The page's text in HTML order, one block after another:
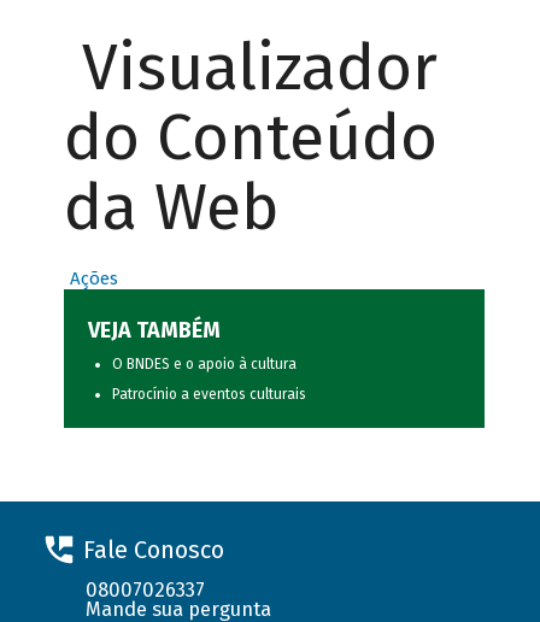
Visualizador
do Conteúdo
da Web
Ações
VEJA TAMBÉM
O BNDES e o apoio à cultura
Patrocínio a eventos culturais
Fale Conosco
08007026337
Mande sua pergunta